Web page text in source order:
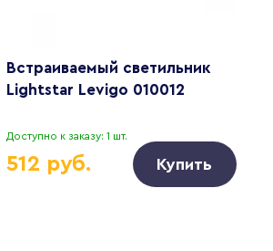
Встраиваемый светильник
Lightstar Levigo 010012
Доступно к заказу: 1 шт.
512 руб. Купить